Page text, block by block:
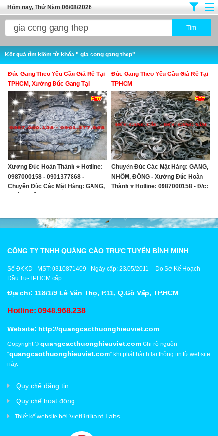
Hôm nay, Thứ Năm 06/08/2026
Trang chủ
Ô Tô Xe Máy
Đồ Dùng Nội Ngoại Thất
Điện Tử Điện Máy
Làm Đẹp
Thời Trang
Việc Làm
Dịch Vụ
Kết quả tìm kiếm từ khóa " gia cong gang thep"
Đúc Gang Theo Yêu Cầu Giá Rẻ Tại
TPHCM, Xưởng Đúc Gang Tại
TPHCM
Xưởng Đúc Hoàn Thành ⭐ Hotline:
0987000158 - 0901377868 -
Chuyên Đúc Các Mặt Hàng: GANG,
NHÔM, ĐỒNG Theo Yêu Cầu
Đúc Gang Theo Yêu Cầu Giá Rẻ Tại
TPHCM
Chuyên Đúc Các Mặt Hàng: GANG,
NHÔM, ĐỒNG - Xưởng Đúc Hoàn
Thành ⭐ Hotline: 0987000158 - Đ/c:
Vĩnh Lộc A, Bình Chánh, TP. Hồ Chí
CÔNG TY TNHH QUẢNG CÁO TRỰC TUYẾN BÌNH MINH
Số ĐKKD - MST: 0310871409 - Ngày cấp: 23/05/2011 – Do Sở Kế Hoạch
Đầu Tư-TP.HCM cấp
Địa chỉ: 118/1/9 Lê Văn Thọ, P.11, Q.Gò Vấp, TP.HCM
Hotline: 0948.968.238
Website: http://quangcaothuonghieuviet.com
Copyright © quangcaothuonghieuviet.com Ghi rõ nguồn
“quangcaothuonghieuviet.com” khi phát hành lại thông tin từ website
này.
Quy chế đăng tin
Quy chế hoạt động
Thiết kế website bởi VietBrilliant Labs